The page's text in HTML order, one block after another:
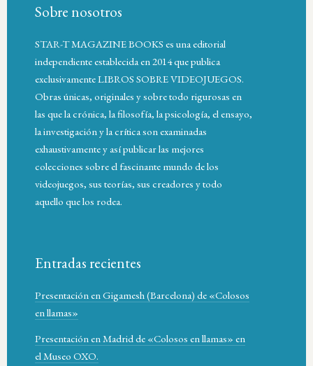
Sobre nosotros
STAR-T MAGAZINE BOOKS es una editorial
independiente establecida en 2014 que publica
exclusivamente LIBROS SOBRE VIDEOJUEGOS.
Obras únicas, originales y sobre todo rigurosas en
las que la crónica, la filosofía, la psicología, el ensayo,
la investigación y la crítica son examinadas
exhaustivamente y así publicar las mejores
colecciones sobre el fascinante mundo de los
videojuegos, sus teorías, sus creadores y todo
aquello que los rodea.
Entradas recientes
Presentación en Gigamesh (Barcelona) de «Colosos
en llamas»
Presentación en Madrid de «Colosos en llamas» en
el Museo OXO.